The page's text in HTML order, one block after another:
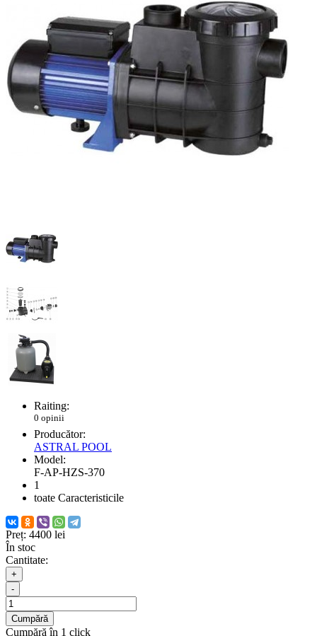
Raiting:
0 opinii
Producător:
ASTRAL POOL
Model:
F-AP-HZS-370
1
toate Caracteristicile
Preț: 4400 lei
În stoc
Cantitate:
+
-
Cumpără
Cumpără în 1 click